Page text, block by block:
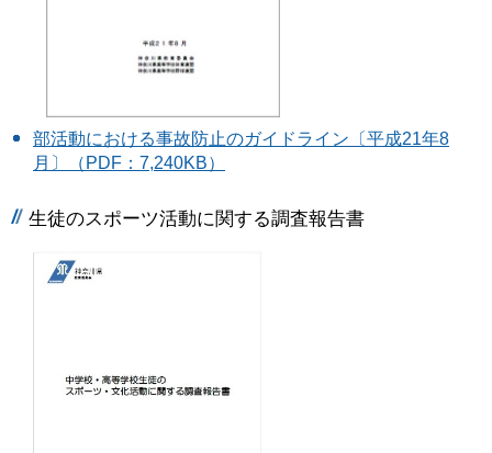
部活動における事故防止のガイドライン〔平成21年8
月〕（PDF：7,240KB）
生徒のスポーツ活動に関する調査報告書